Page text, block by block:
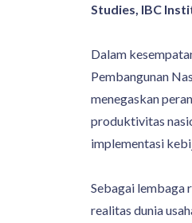
Studies, IBC
Dalam
Pembangunan
menegaskan
produktivitas
implementasi
Sebagai lembaga
realitas dunia